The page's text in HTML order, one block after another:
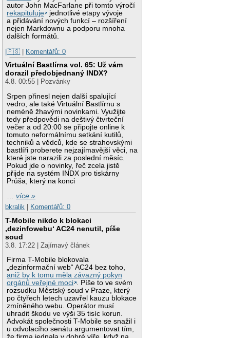
autor John MacFarlane při tomto výročí
rekapituluje
jednotlivé etapy vývoje
a přidávání nových funkcí – rozšíření
nejen Markdownu a podporu mnoha
dalších formátů.
|🇵🇸 | Komentářů: 0
Virtuální Bastlírna vol. 65: Už vám
dorazil předobjednaný INDX?
4.8. 00:55 | Pozvánky
Srpen přinesl nejen další spalující
vedro, ale také Virtuální Bastlírnu s
neméně žhavými novinkami. Využijte
tedy předpovědi na deštivý čtvrteční
večer a od 20:00 se připojte online k
tomuto neformálnímu setkání kutilů,
techniků a vědců, kde se strahovskými
bastlíři proberete nejzajímavější věci, na
které jste narazili za poslední měsíc.
Pokud jde o novinky, řeč zcela jistě
přijde na systém INDX pro tiskárny
Průša, který na konci
…více »
bkralik
Komentářů: 0
T-Mobile nikdo k blokaci
‚dezinfowebu‘ AC24 nenutil, píše
soud
3.8. 17:22 | Zajímavý článek
Firma T-Mobile blokovala
„dezinformační web“ AC24 bez toho,
aniž by k tomu měla závazný pokyn
orgánů veřejné moci . Píše to ve svém
rozsudku Městský soud v Praze, který
po čtyřech letech uzavřel kauzu blokace
zmíněného webu. Operátor musí
uhradit škodu ve výši 35 tisíc korun.
Advokát společnosti T-Mobile se snažil i
u odvolacího senátu argumentovat tím,